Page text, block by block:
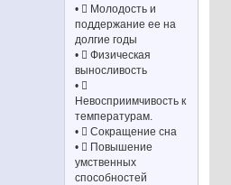
•  Молодость и
поддержание ее на
долгие годы
•  Физическая
выносливость
• 
Невосприимчивость к
температурам.
•  Сокращение сна
•  Повышение
умственных
способностей